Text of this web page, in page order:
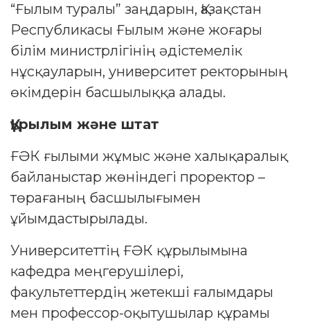
“Ғылым туралы” заңдарын, Қазақстан
Республикасы Ғылым және жоғары
білім министрлігінің әдістемелік
нұсқауларын, университет ректорының
өкімдерін басшылыққа алады.
Құрылым және штат
ҒӘК ғылыми жұмыс және халықаралық
байланыстар жөніндегі проректор –
төрағаның басшылығымен
ұйымдастырылады.
Университеттің ҒӘК құрылымына
кафедра меңгерушілері,
факультеттердің жетекші ғалымдары
мен профессор-оқытушылар құрамы